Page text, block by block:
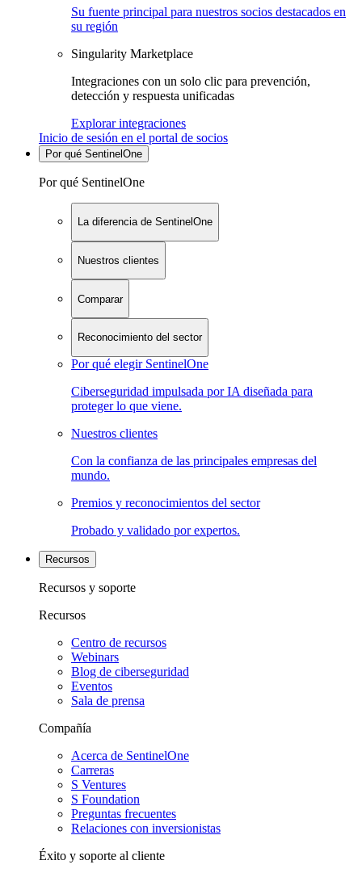
Su fuente principal para nuestros socios destacados en
su región
Singularity Marketplace
Integraciones con un solo clic para prevención,
detección y respuesta unificadas
Explorar integraciones
Inicio de sesión en el portal de socios
Por qué SentinelOne
Por qué SentinelOne
La diferencia de SentinelOne
Nuestros clientes
Comparar
Reconocimiento del sector
Por qué elegir SentinelOne
Ciberseguridad impulsada por IA diseñada para
proteger lo que viene.
Nuestros clientes
Con la confianza de las principales empresas del
mundo.
Premios y reconocimientos del sector
Probado y validado por expertos.
Recursos
Recursos y soporte
Recursos
Centro de recursos
Webinars
Blog de ciberseguridad
Eventos
Sala de prensa
Compañía
Acerca de SentinelOne
Carreras
S Ventures
S Foundation
Preguntas frecuentes
Relaciones con inversionistas
Éxito y soporte al cliente